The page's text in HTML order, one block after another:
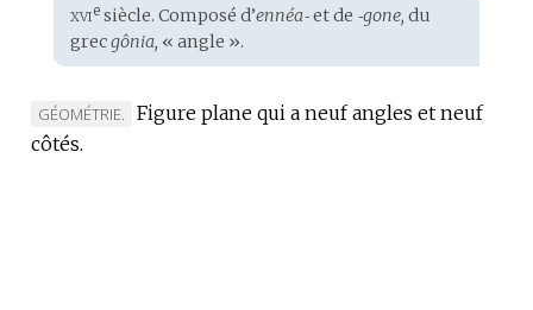
Étymologie
:
xviesiècle. Composé d’ennéa‑et de ‑gone, du
grecgônia, « angle ».
MARQUE
DE
GÉOMÉTRIE.
Figure plane qui a neuf angles et neuf
côtés.